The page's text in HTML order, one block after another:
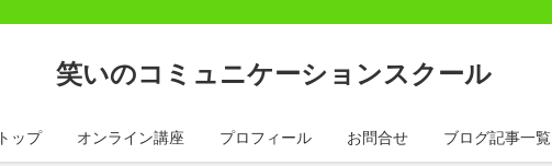
笑いのコミュニケーションスクール
トップ オンライン講座 プロフィール お問合せ ブログ記事一覧